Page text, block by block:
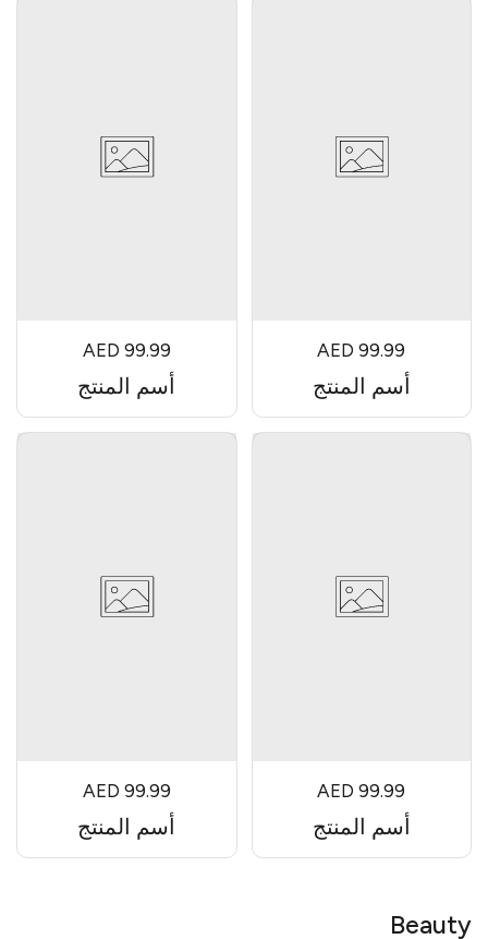
AED 99.99
أسم المنتج
AED 99.99
أسم المنتج
AED 99.99
أسم المنتج
AED 99.99
أسم المنتج
Beauty